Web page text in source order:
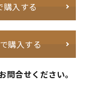
購入する
購入する
問合せください。